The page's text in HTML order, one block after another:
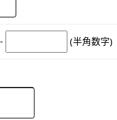
- (半角数字)